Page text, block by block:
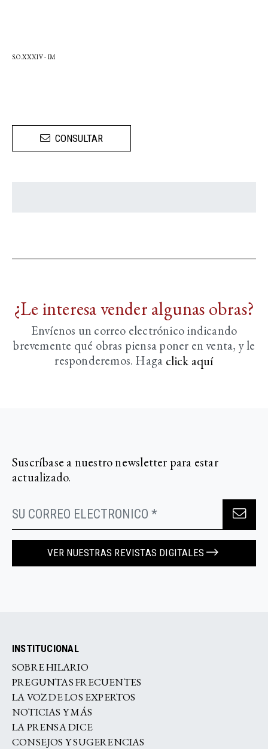
S.O.XXXIV - IM
CONSULTAR
¿Le interesa vender algunas obras?
Envíenos un correo electrónico indicando
brevemente qué obras piensa poner en venta, y le
responderemos. Haga click aquí­
Suscríbase a nuestro newsletter para estar
actualizado.
VER NUESTRAS REVISTAS DIGITALES
INSTITUCIONAL
SOBRE HILARIO
PREGUNTAS FRECUENTES
LA VOZ DE LOS EXPERTOS
NOTICIAS Y MÁS
LA PRENSA DICE
CONSEJOS Y SUGERENCIAS